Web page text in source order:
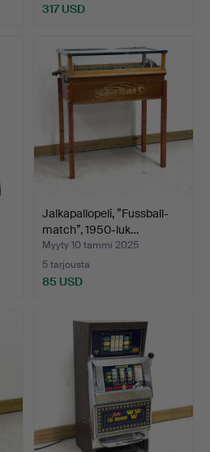
317 USD
Jalkapallopeli, ”Fussball-
match”, 1950-luk…
Myyty 10 tammi 2025
5 tarjousta
85 USD